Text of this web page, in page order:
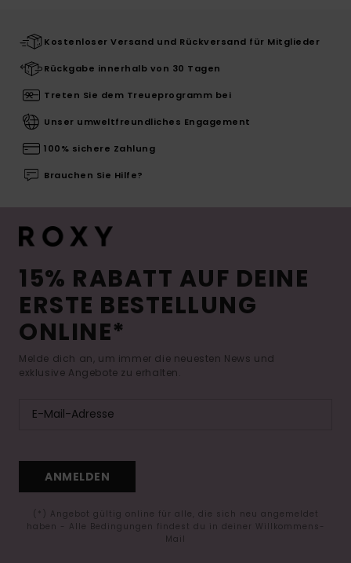
Kostenloser Versand und Rückversand für Mitglieder
Rückgabe innerhalb von 30 Tagen
Treten Sie dem Treueprogramm bei
Unser umweltfreundliches Engagement
100% sichere Zahlung
Brauchen Sie Hilfe?
15% RABATT AUF DEINE
ERSTE BESTELLUNG
ONLINE*
Melde dich an, um immer die neuesten News und
exklusive Angebote zu erhalten.
ANMELDEN
(*) Angebot gültig online für alle, die sich neu angemeldet
haben - Alle Bedingungen findest du in deiner Willkommens-
Mail